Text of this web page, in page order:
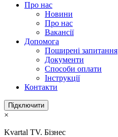
Про нас
Новини
Про нас
Вакансії
Допомога
Поширені запитання
Документи
Способи оплати
Інструкції
Контакти
Підключити
×
Kvartal TV. Бізнес